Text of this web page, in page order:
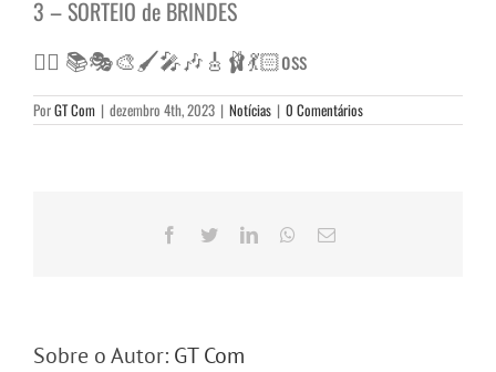
3 – SORTEIO de BRINDES
✍🏻 📚🎭🎨🖌️🎤🎶🎸🩰💃🏻oss
PorGT Com | dezembro 4th, 2023 | Notícias | 0 Comentários
Facebook
TwitterLinkedInWhatsApp
E-
Sobre o Autor: GT Com